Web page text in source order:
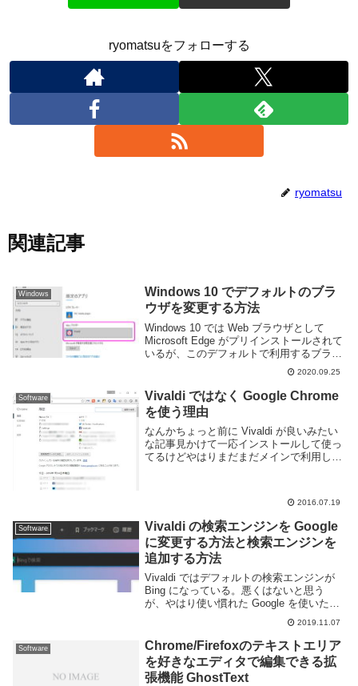
ryomatsuをフォローする
ryomatsu
関連記事
Windows
Windows 10 でデフォルトのブラ
ウザを変更する方法
Windows 10 では Web ブラウザとして
Microsoft Edge がプリインストールされて
いるが、このデフォルトで利用するブラウ
ザはGoogle Chrome や Firefox 等、ユーザ
ーが自由に変更する事ができる。自分...
2020.09.25
Software
Vivaldi ではなく Google Chrome
を使う理由
なんかちょっと前に Vivaldi が良いみたい
な記事見かけて一応インストールして使っ
てるけどやはりまだまだメインで利用して
2016.07.19
Software
Vivaldi の検索エンジンを Google
に変更する方法と検索エンジンを
追加する方法
Vivaldi ではデフォルトの検索エンジンが
Bing になっている。悪くはないと思う
が、やはり使い慣れた Google を使いたい
ものだ。Vivaldi の検索エンジンを変更す
るには「ツール」の「設定」より「検索」
を開こう。画面の下半分...
2019.11.07
Software
Chrome/Firefoxのテキストエリア
を好きなエディタで編集できる拡
張機能 GhostText